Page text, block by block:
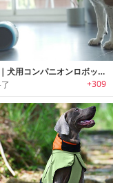
Laïka｜犬用コンパニオンロボット「ライカ」
+309